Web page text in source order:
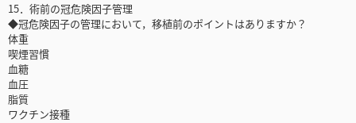
15．術前の冠危険因子管理
◆冠危険因子の管理において，移植前のポイントはありますか？
体重
喫煙習慣
血糖
血圧
脂質
ワクチン接種